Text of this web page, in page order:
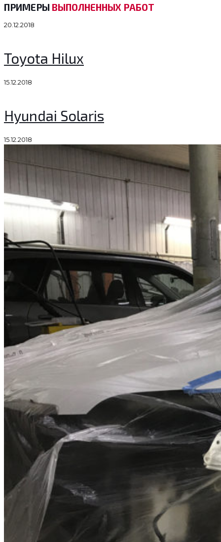
ПРИМЕРЫ ВЫПОЛНЕННЫХ РАБОТ
20.12.2018
Toyota Hilux
15.12.2018
Hyundai Solaris
15.12.2018